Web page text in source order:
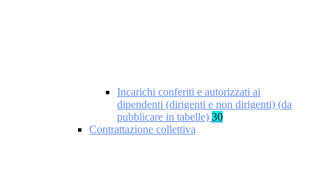
Incarichi conferiti e autorizzati ai
dipendenti (dirigenti e non dirigenti) (da
pubblicare in tabelle) 30
Contrattazione collettiva